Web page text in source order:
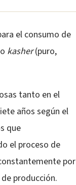
el consumo de
kasher(puro,
tanto en el
años según el
que
el proceso de
por
producción.